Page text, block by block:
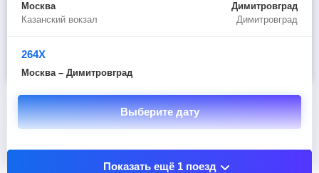
Москва
Казанский вокзал
Димитровград
Димитровград
264Х
Москва – Димитровград
Выберите дату
Показать ещё 1 поезд